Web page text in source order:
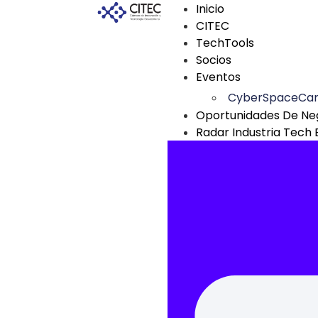
Inicio
CITEC
TechTools
Socios
Eventos
Oportunidades De
Radar Industria Tech